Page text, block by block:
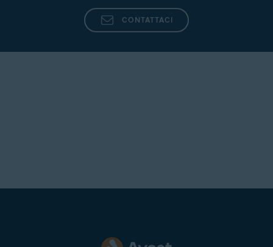
CONTATTACI